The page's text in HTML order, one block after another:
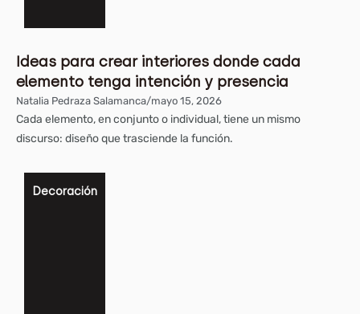
Ideas para crear interiores donde cada
elemento tenga intención y presencia
Natalia Pedraza Salamanca/mayo 15, 2026
Cada elemento, en conjunto o individual, tiene un mismo
discurso: diseño que trasciende la función.
Decoración